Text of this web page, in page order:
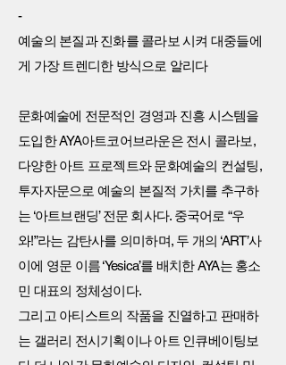
-
예술의 본질과 진화를 콜라보 시켜 대중들에
게 가장 트렌디한 방식으로 알리다
문화예술에 전문적인 경영과 진흥 시스템을
도입한 AYA아트코어브라운은 전시 콜라보,
다양한 아트 프로젝트와 문화예술의 컨설팅,
투자자문으로 예술의 본질적 가치를 추구하
는 ‘아트브랜딩’ 전문 회사다. 중국어로 “우
와!”라는 감탄사를 의미하며, 두 개의 ‘ART’사
이에 영문 이름 ‘Yesica’를 배치한 AYA는 홍소
민 대표의 정체성이다.
그리고 아티스트의 작품을 진열하고 판매하
는 갤러리 전시기획이나 아트 인큐베이팅보